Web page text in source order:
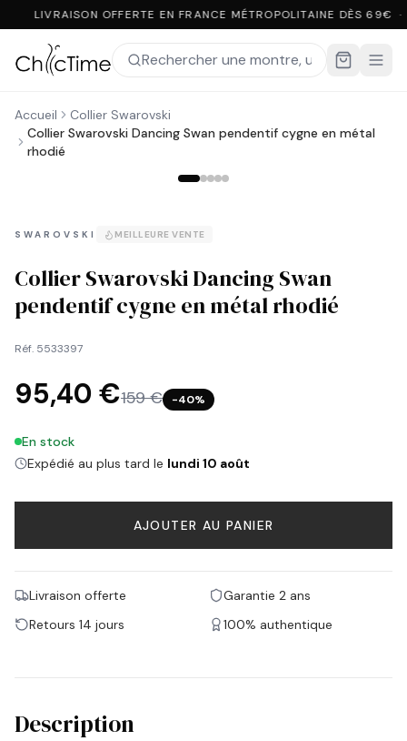
LIVRAISON OFFERTE EN FRANCE MÉTROPOLITAINE DÈS 69€
Accueil
Collier Swarovski
Collier Swarovski Dancing Swan pendentif cygne en métal
rhodié
SWAROVSKI MEILLEURE VENTE
Collier Swarovski Dancing Swan
pendentif cygne en métal rhodié
Réf. 5533397
95,40 €159 € −40%
En stock
Expédié au plus tard le lundi 10 août
AJOUTER AU PANIER
Livraison offerte
Garantie 2 ans
Retours 14 jours
100% authentique
Description